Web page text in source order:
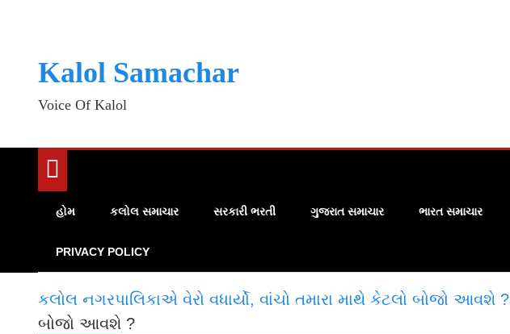
Kalol Samachar
Voice Of Kalol
હોમ કલોલ સમાચાર સરકારી ભરતી ગુજરાત સમાચાર ભારત સમાચાર
PRIVACY POLICY
કલોલ નગરપાલિકાએ વેરો વધાર્યો, વાંચો તમારા માથે કેટલો બોજો આવશે ?
બોજો આવશે ?